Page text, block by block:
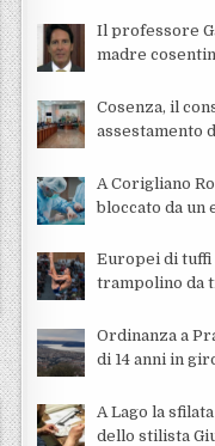
Il professore
madre
Cosenza, il
assestamento
A Corigliano
bloccato da un
Europei di tuffi
trampolino da
Ordinanza a
di 14 anni in
A Lago la
dello stilista